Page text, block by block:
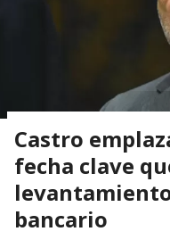
Castro
fecha clave
bancario